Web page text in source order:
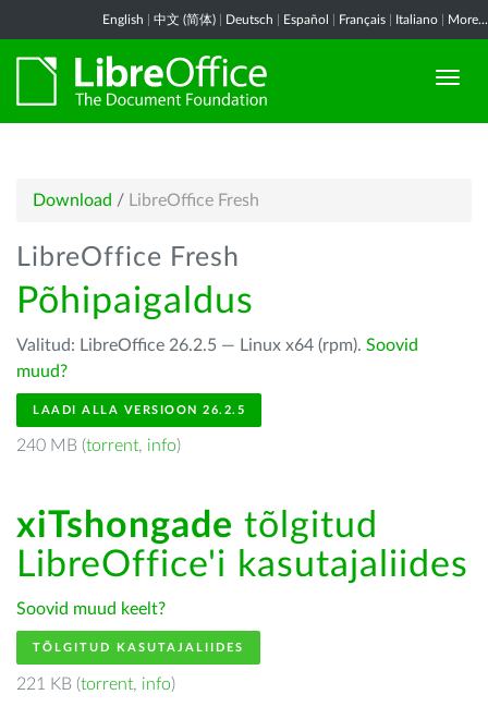
English 中文 (简体) Deutsch Español Français Italiano More...
Download / LibreOffice Fresh
LibreOffice Fresh
Põhipaigaldus
Valitud: LibreOffice 26.2.5 — Linux x64 (rpm). Soovid
muud?
LAADI ALLA VERSIOON 26.2.5
240 MB (torrent, info)
xiTshongade tõlgitud
LibreOffice'i kasutajaliides
Soovid muud keelt?
TÕLGITUD KASUTAJALIIDES
221 KB (torrent, info)